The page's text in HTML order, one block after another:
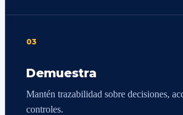
03
Demuestra
Mantén trazabilidad sobre decisiones,
controles.